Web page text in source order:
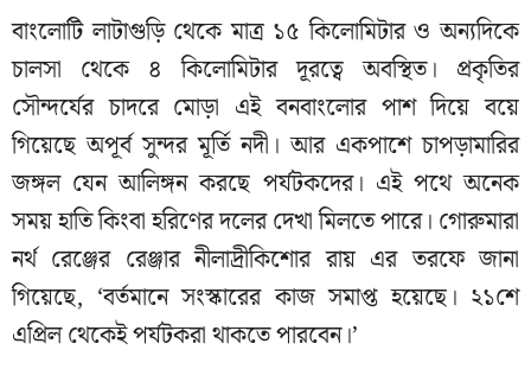
বাংলোটি লাটাগুড়ি থেকে মাত্র ১৫ কিলোমিটার ও অন্যদিকে
চালসা থেকে ৪ কিলোমিটার দূরত্বে অবস্থিত। প্রকৃতির
সৌন্দর্যের চাদরে মোড়া এই বনবাংলোর পাশ দিয়ে বয়ে
গিয়েছে অপূর্ব সুন্দর মূর্তি নদী। আর একপাশে চাপড়ামারির
জঙ্গল যেন আলিঙ্গন করছে পর্যটকদের। এই পথে অনেক
সময় হাতি কিংবা হরিণের দলের দেখা মিলতে পারে। গোরুমারা
নর্থ রেঞ্জের রেঞ্জার নীলাদ্রীকিশোর রায় এর তরফে জানা
গিয়েছে, ‘বর্তমানে সংস্কারের কাজ সমাপ্ত হয়েছে। ২১শে
এপ্রিল থেকেই পর্যটকরা থাকতে পারবেন।’